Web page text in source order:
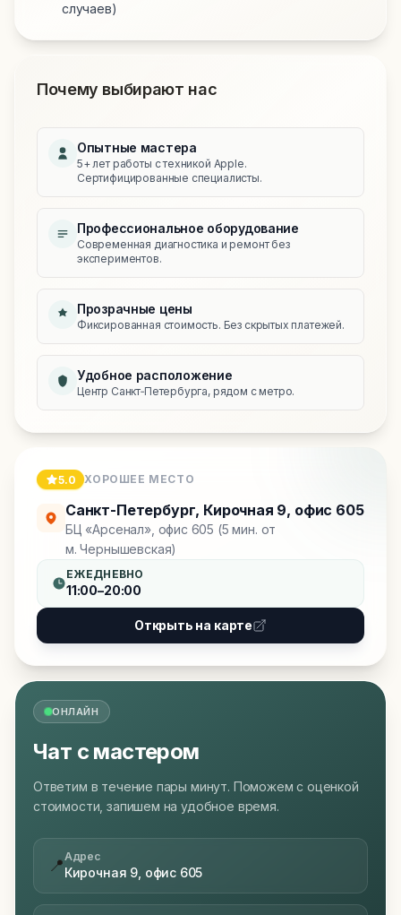
случаев)
Почему выбирают нас
Опытные мастера
5+ лет работы с техникой Apple.
Сертифицированные специалисты.
Профессиональное оборудование
Современная диагностика и ремонт без
экспериментов.
Прозрачные цены
Фиксированная стоимость. Без скрытых платежей.
Удобное расположение
Центр Санкт‑Петербурга, рядом с метро.
5.0 ХОРОШЕЕ МЕСТО
Санкт-Петербург, Кирочная 9, офис 605
БЦ «Арсенал», офис 605 (5 мин. от
м. Чернышевская)
ЕЖЕДНЕВНО
11:00–20:00
Открыть на карте
ОНЛАЙН
Чат с мастером
Ответим в течение пары минут. Поможем с оценкой
стоимости, запишем на удобное время.
📍Адрес
Кирочная 9, офис 605